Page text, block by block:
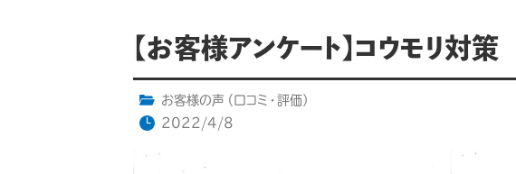
【お客様アンケート】コウモリ対策
お客様の声（口コミ・評価）
2022/4/8